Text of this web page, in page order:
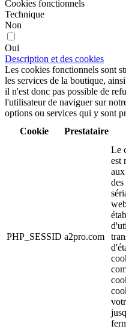
Cookies fonctionnels
Technique
Non
Oui
Description et des cookies
Les cookies fonctionnels sont
les services de la boutique,
il n'est donc pas possible de
l'utilisateur de naviguer sur
options ou services qui y sont
Cookie
Prestataire
PHP_SESSID a2pro.com
Le
est
des